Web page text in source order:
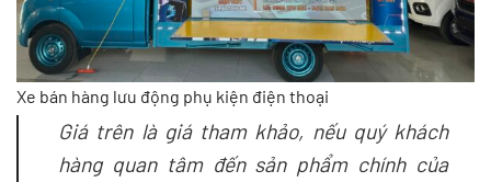
Xe bán hàng lưu động phụ kiện điện thoại
Giá trên là giá tham khảo, nếu quý khách
hàng quan tâm đến sản phẩm chính của